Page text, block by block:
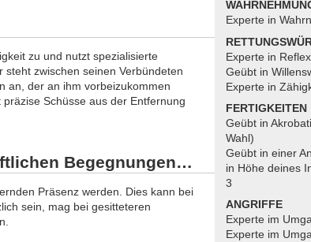
Experte in
Experte in
Geübt in
Experte in
FERTIGKEITEN
Geübt in
Wahl)
Geübt in einer
in Höhe deines
3
ANGRIFFE
Experte im
Experte im
zu und nutzt spezialisierte
steht zwischen seinen Verbündeten
an, der an ihm vorbeizukommen
Schüsse aus der Entfernung
Begegnungen…
Präsenz werden. Dies kann bei
sein, mag bei gesitteteren